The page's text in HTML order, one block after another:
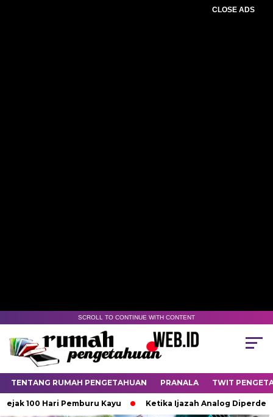
CLOSE ADS
SCROLL TO CONTINUE WITH CONTENT
TENTANG RUMAH PENGETAHUAN PRANALA TWIT
100 Hari Pemburu Kayu Ketika Ijazah Analog